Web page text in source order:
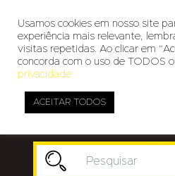
Usamos cookies em nosso site
experiência mais relevante,
visitas repetidas. Ao clicar em
concorda com o uso de TODOS
privacidade
ACEITAR TODOS